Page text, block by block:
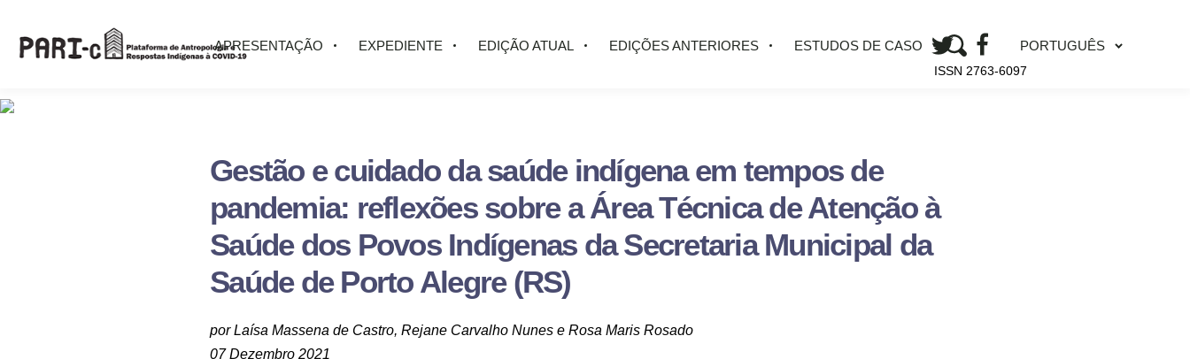
APRESENTAÇÃO EXPEDIENTE EDIÇÃO ATUAL EDIÇÕES ANTERIORES ESTUDOS DE CASO PORTUGUÊS
ISSN 2763-6097
Gestão e cuidado da saúde indígena em tempos de
pandemia: reflexões sobre a Área Técnica de Atenção à
Saúde dos Povos Indígenas da Secretaria Municipal da
Saúde de Porto Alegre (RS)
por Laísa Massena de Castro, Rejane Carvalho Nunes e Rosa Maris Rosado
07 Dezembro 2021